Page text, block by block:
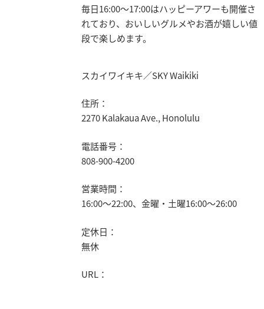
毎日16:00～17:00はハッピーアワーも開催さ
れており、おいしいグルメやお酒が嬉しい値
段で楽しめます。
スカイワイキキ／SKY Waikiki
住所：
2270 Kalakaua Ave., Honolulu
電話番号：
808-900-4200
営業時間：
16:00～22:00、金曜・土曜16:00～26:00
定休日：
無休
URL：